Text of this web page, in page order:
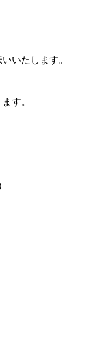
いたします。
す。